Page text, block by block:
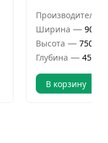
Производитель
Ширина — 900
Высота — 750 мм
Глубина — 450
В корзину